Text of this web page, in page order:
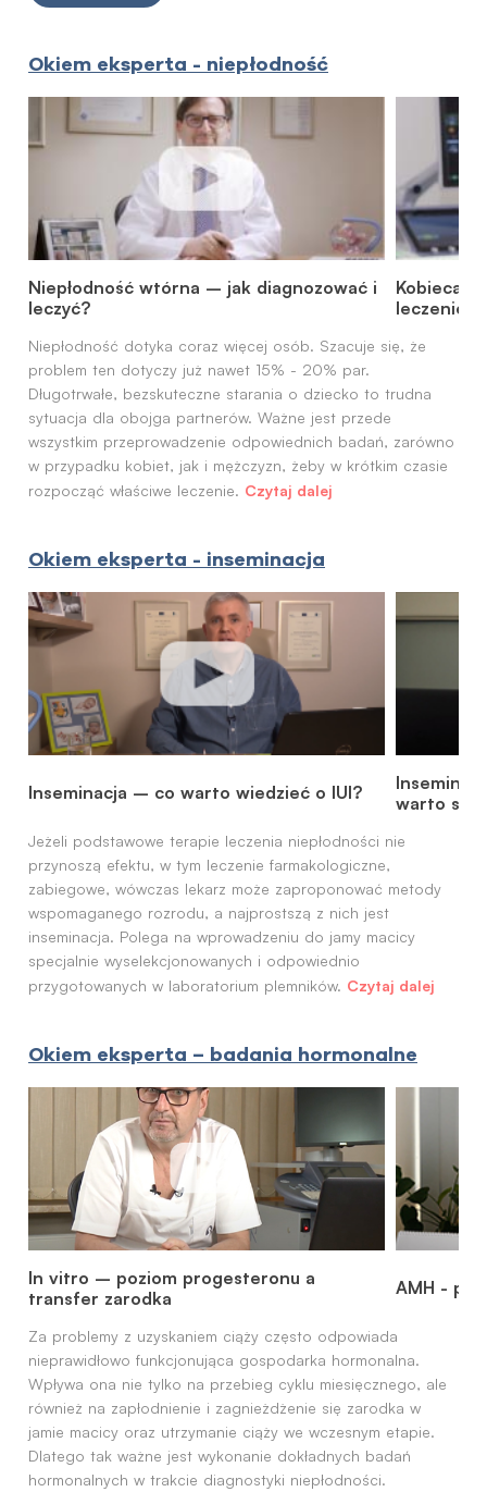
Okiem eksperta - niepłodność
Niepłodność wtórna – jak diagnozować i
leczyć?
Kobieca
leczenie
Niepłodność dotyka coraz więcej osób. Szacuje się, że
problem ten dotyczy już nawet 15% - 20% par.
Długotrwałe, bezskuteczne starania o dziecko to trudna
sytuacja dla obojga partnerów. Ważne jest przede
wszystkim przeprowadzenie odpowiednich badań, zarówno
w przypadku kobiet, jak i mężczyzn, żeby w krótkim czasie
rozpocząć właściwe leczenie. Czytaj dalej
Okiem eksperta - inseminacja
Inseminacja – co warto wiedzieć o IUI?
warto
Jeżeli podstawowe terapie leczenia niepłodności nie
przynoszą efektu, w tym leczenie farmakologiczne,
zabiegowe, wówczas lekarz może zaproponować metody
wspomaganego rozrodu, a najprostszą z nich jest
inseminacja. Polega na wprowadzeniu do jamy macicy
specjalnie wyselekcjonowanych i odpowiednio
przygotowanych w laboratorium plemników. Czytaj dalej
Okiem eksperta – badania hormonalne
In vitro – poziom progesteronu a
transfer zarodka
AMH -
Za problemy z uzyskaniem ciąży często odpowiada
nieprawidłowo funkcjonująca gospodarka hormonalna.
Wpływa ona nie tylko na przebieg cyklu miesięcznego, ale
również na zapłodnienie i zagnieżdżenie się zarodka w
jamie macicy oraz utrzymanie ciąży we wczesnym etapie.
Dlatego tak ważne jest wykonanie dokładnych badań
hormonalnych w trakcie diagnostyki niepłodności.